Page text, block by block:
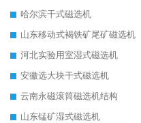
哈尔滨干式磁选机
山东移动式褐铁矿尾矿磁选机
河北实验用室湿式磁选机
安徽选大块干式磁选机
云南永磁滚筒磁选机结构
山东锰矿湿式磁选机